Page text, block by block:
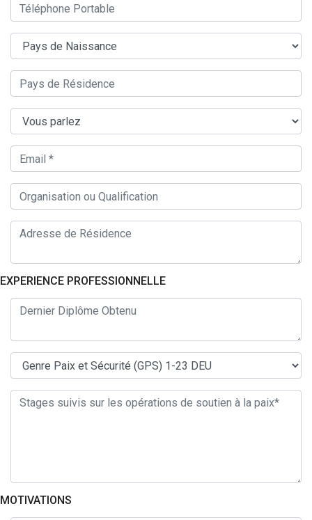
EXPERIENCE PROFESSIONNELLE
MOTIVATIONS